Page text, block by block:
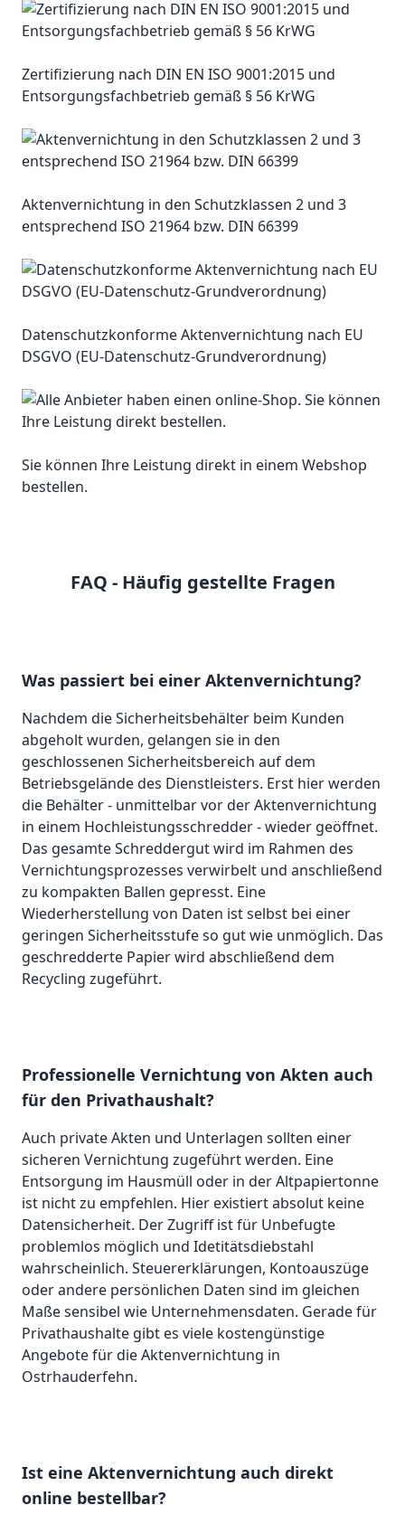
Zertifizierung nach DIN EN ISO 9001:2015 und
Entsorgungsfachbetrieb gemäß § 56 KrWG
Aktenvernichtung in den Schutzklassen 2 und 3
entsprechend ISO 21964 bzw. DIN 66399
Datenschutzkonforme Aktenvernichtung nach EU
DSGVO (EU-Datenschutz-Grundverordnung)
Sie können Ihre Leistung direkt in einem Webshop
bestellen.
FAQ - Häufig gestellte Fragen
Was passiert bei einer Aktenvernichtung?
Nachdem die Sicherheitsbehälter beim Kunden
abgeholt wurden, gelangen sie in den
geschlossenen Sicherheitsbereich auf dem
Betriebsgelände des Dienstleisters. Erst hier werden
die Behälter - unmittelbar vor der Aktenvernichtung
in einem Hochleistungsschredder - wieder geöffnet.
Das gesamte Schreddergut wird im Rahmen des
Vernichtungsprozesses verwirbelt und anschließend
zu kompakten Ballen gepresst. Eine
Wiederherstellung von Daten ist selbst bei einer
geringen Sicherheitsstufe so gut wie unmöglich. Das
geschredderte Papier wird abschließend dem
Recycling zugeführt.
Professionelle Vernichtung von Akten auch
für den Privathaushalt?
Auch private Akten und Unterlagen sollten einer
sicheren Vernichtung zugeführt werden. Eine
Entsorgung im Hausmüll oder in der Altpapiertonne
ist nicht zu empfehlen. Hier existiert absolut keine
Datensicherheit. Der Zugriff ist für Unbefugte
problemlos möglich und Idetitätsdiebstahl
wahrscheinlich. Steuererklärungen, Kontoauszüge
oder andere persönlichen Daten sind im gleichen
Maße sensibel wie Unternehmensdaten. Gerade für
Privathaushalte gibt es viele kostengünstige
Angebote für die Aktenvernichtung in
Ostrhauderfehn.
Ist eine Aktenvernichtung auch direkt
online bestellbar?